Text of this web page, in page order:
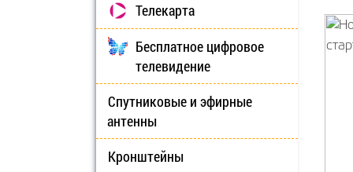
Телекарта
Бесплатное цифровое
телевидение
Спутниковые и эфирные
антенны
Кронштейны